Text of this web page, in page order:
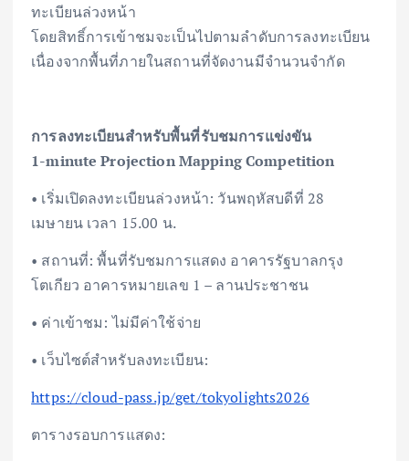
ทะเบียนล่วงหน้า
โดยสิทธิ์การเข้าชมจะเป็นไปตามลำดับการลงทะเบียน
เนื่องจากพื้นที่ภายในสถานที่จัดงานมีจำนวนจำกัด
การลงทะเบียนสำหรับพื้นที่รับชมการแข่งขัน
1-minute Projection Mapping Competition
• เริ่มเปิดลงทะเบียนล่วงหน้า: วันพฤหัสบดีที่ 28
เมษายน เวลา 15.00 น.
• สถานที่: พื้นที่รับชมการแสดง อาคารรัฐบาลกรุง
โตเกียว อาคารหมายเลข 1 – ลานประชาชน
• ค่าเข้าชม: ไม่มีค่าใช้จ่าย
• เว็บไซต์สำหรับลงทะเบียน:
https://cloud-pass.jp/get/tokyolights2026
ตารางรอบการแสดง: